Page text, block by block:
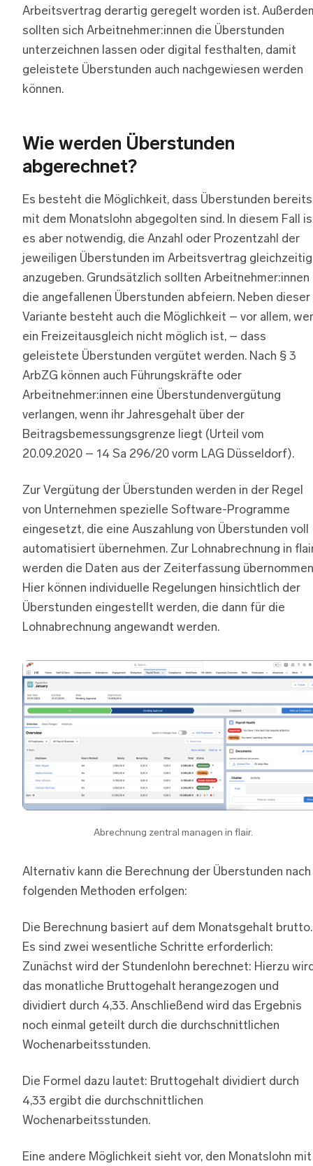
Arbeitsvertrag derartig geregelt worden ist.
sollten sich Arbeitnehmer:innen die Überstunden
unterzeichnen lassen oder digital festhalten, damit
geleistete Überstunden auch nachgewiesen werden
können.
Wie werden Überstunden
abgerechnet?
Es besteht die Möglichkeit, dass Überstunden bereits
mit dem Monatslohn abgegolten sind. In diesem Fall
es aber notwendig, die Anzahl oder Prozentzahl der
jeweiligen Überstunden im Arbeitsvertrag gleichzeitig
anzugeben. Grundsätzlich sollten Arbeitnehmer:innen
die angefallenen Überstunden abfeiern. Neben dieser
Variante besteht auch die Möglichkeit – vor allem,
ein Freizeitausgleich nicht möglich ist, – dass
geleistete Überstunden vergütet werden. Nach § 3
ArbZG können auch Führungskräfte oder
Arbeitnehmer:innen eine Überstundenvergütung
verlangen, wenn ihr Jahresgehalt über der
Beitragsbemessungsgrenze liegt (Urteil vom
20.09.2020 – 14 Sa 296/20 vorm LAG Düsseldorf).
Zur Vergütung der Überstunden werden in der Regel
von Unternehmen spezielle Software-Programme
eingesetzt, die eine Auszahlung von Überstunden voll
automatisiert übernehmen. Zur Lohnabrechnung in
werden die Daten aus der Zeiterfassung
Hier können individuelle Regelungen hinsichtlich der
Überstunden eingestellt werden, die dann für die
Lohnabrechnung angewandt werden.
Abrechnung zentral managen in flair.
Alternativ kann die Berechnung der Überstunden nach
folgenden Methoden erfolgen:
Die Berechnung basiert auf dem Monatsgehalt brutto.
Es sind zwei wesentliche Schritte erforderlich:
Zunächst wird der Stundenlohn berechnet: Hierzu
das monatliche Bruttogehalt herangezogen und
dividiert durch 4,33. Anschließend wird das Ergebnis
noch einmal geteilt durch die durchschnittlichen
Wochenarbeitsstunden.
Die Formel dazu lautet: Bruttogehalt dividiert durch
4,33 ergibt die durchschnittlichen
Wochenarbeitsstunden.
Eine andere Möglichkeit sieht vor, den Monatslohn